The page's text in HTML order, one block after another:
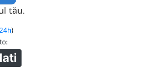
tău.
24h)
: